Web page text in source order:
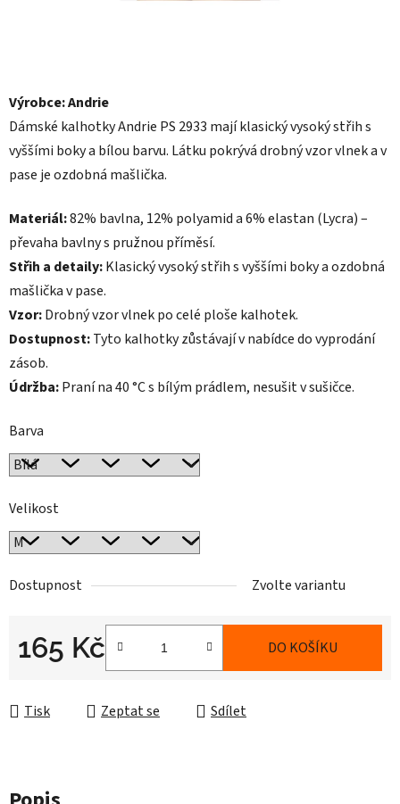
Výrobce: Andrie
Dámské kalhotky Andrie PS 2933 mají klasický vysoký střih s
vyššími boky a bílou barvu. Látku pokrývá drobný vzor vlnek a v
pase je ozdobná mašlička.
Materiál:82% bavlna, 12% polyamid a 6% elastan (Lycra) –
převaha bavlny s pružnou příměsí.
Střih a detaily:Klasický vysoký střih s vyššími boky a ozdobná
mašlička v pase.
Vzor:Drobný vzor vlnek po celé ploše kalhotek.
Dostupnost:Tyto kalhotky zůstávají v nabídce do vyprodání
zásob.
Údržba:Praní na 40 °C s bílým prádlem, nesušit v sušičce.
Barva
Velikost
Dostupnost Zvolte variantu
165 Kč DO KOŠÍKU
Tisk Zeptat se Sdílet